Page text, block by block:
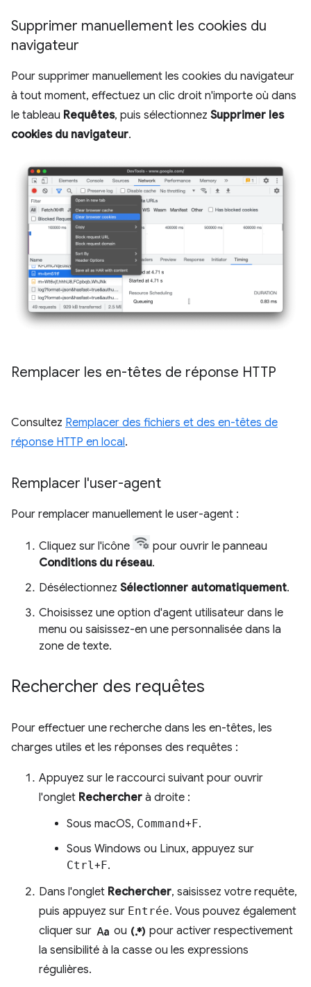
Supprimer manuellement les cookies du
navigateur
Pour supprimer manuellement les cookies du navigateur
à tout moment, effectuez un clic droit n'importe où dans
le tableau Requêtes, puis sélectionnez Supprimer les
cookies du navigateur.
Remplacer les en-têtes de réponse HTTP
Consultez Remplacer des fichiers et des en-têtes de
réponse HTTP en local.
Remplacer l'user-agent
Pour remplacer manuellement le user-agent :
Cliquez sur l'icône
pour ouvrir le panneau
Conditions du réseau.
Désélectionnez Sélectionner automatiquement.
Choisissez une option d'agent utilisateur dans le
menu ou saisissez-en une personnalisée dans la
zone de texte.
Rechercher des requêtes
Pour effectuer une recherche dans les en-têtes, les
charges utiles et les réponses des requêtes :
Appuyez sur le raccourci suivant pour ouvrir
l'onglet Rechercher à droite :
Sous macOS, Command+F.
Sous Windows ou Linux, appuyez sur
Ctrl+F.
Dans l'onglet Rechercher, saisissez votre requête,
puis appuyez sur Entrée. Vous pouvez également
cliquer sur match_case ou regular_expression pour activer respectivement
la sensibilité à la casse ou les expressions
régulières.